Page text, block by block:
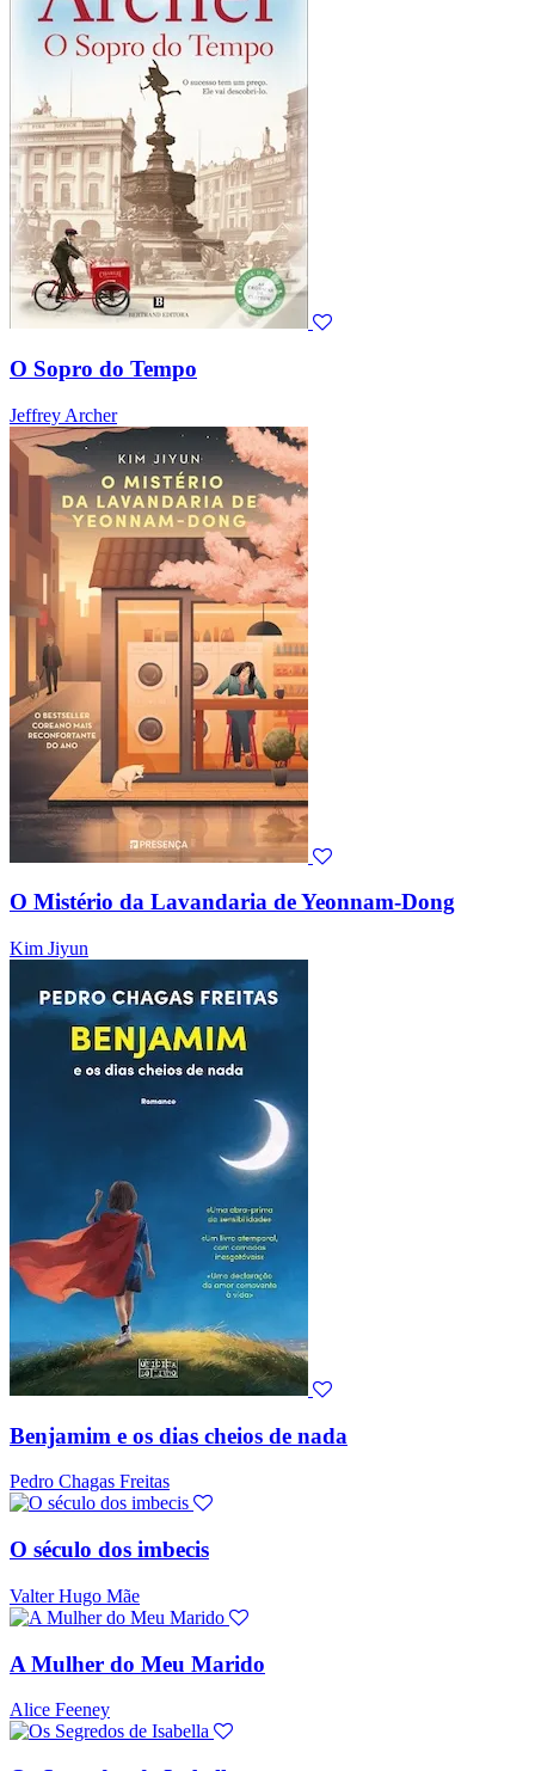
O Sopro do Tempo
Jeffrey Archer
O Mistério da Lavandaria de Yeonnam-Dong
Kim Jiyun
Benjamim e os dias cheios de nada
Pedro Chagas Freitas
O século dos imbecis
Valter Hugo Mãe
A Mulher do Meu Marido
Alice Feeney